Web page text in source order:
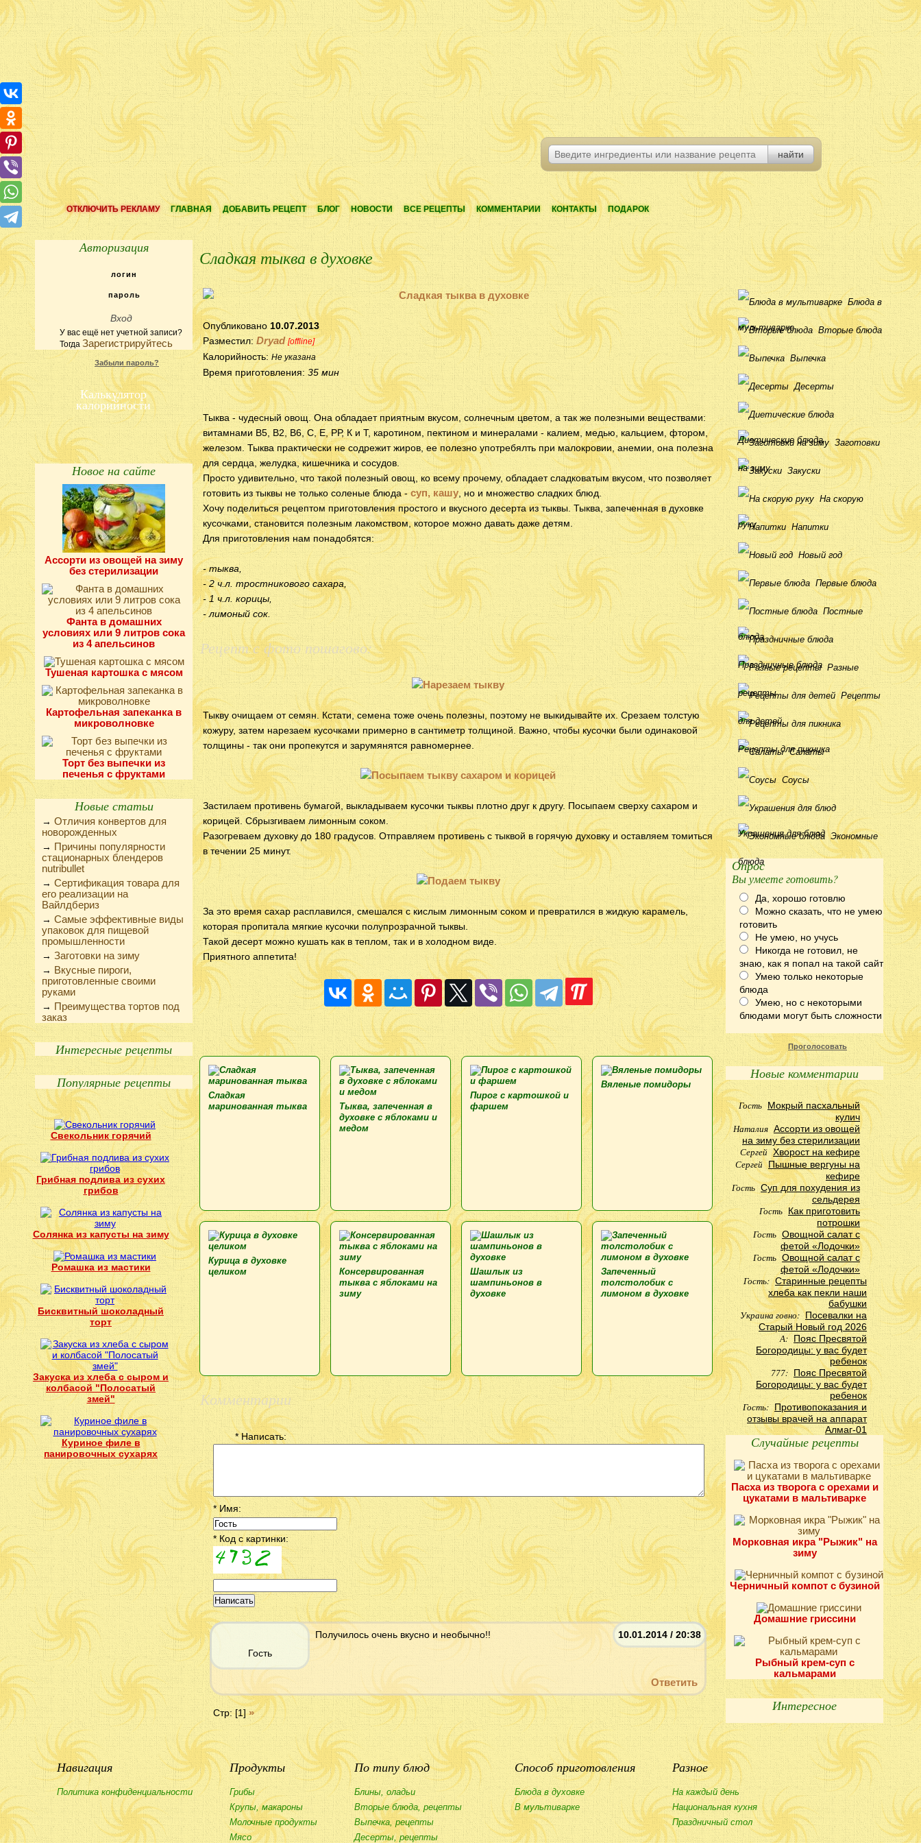
ОТКЛЮЧИТЬ РЕКЛАМУ ГЛАВНАЯ ДОБАВИТЬ РЕЦЕПТ БЛОГ НОВОСТИ ВСЕ РЕЦЕПТЫ КОММЕНТАРИИ КОНТАКТЫ ПОДАРОК
Авторизация
У вас ещё нет учетной записи?
Тогда Зарегистрируйтесь
Забыли пароль?
Калькулятор
калорийности
Новое на сайте
Ассорти из овощей на зиму
без стерилизации
Фанта в домашних
условиях или 9 литров сока
из 4 апельсинов
Тушеная картошка с мясом
Картофельная запеканка в
микроволновке
Торт без выпечки из
печенья с фруктами
Новые статьи
→ Отличия конвертов для
новорожденных
→ Причины популярности
стационарных блендеров
nutribullet
→ Сертификация товара для
его реализации на
Вайлдбериз
→ Самые эффективные виды
упаковок для пищевой
промышленности
→ Заготовки на зиму
→ Вкусные пироги,
приготовленные своими
руками
→ Преимущества тортов под
заказ
Интересные рецепты
Популярные рецепты
Свекольник горячий
Грибная подлива из сухих
грибов
Солянка из капусты на зиму
Ромашка из мастики
Бисквитный шоколадный
торт
Закуска из хлеба с сыром и
колбасой "Полосатый
змей"
Куриное филе в
панировочных сухарях
Сладкая тыква в духовке
Опубликовано 10.07.2013
Разместил: Dryad [offline]
Калорийность: Не указана
Время приготовления: 35 мин
Тыква - чудесный овощ. Она обладает приятным вкусом, солнечным цветом, а так же полезными веществами:
витамнами В5, В2, В6, С, Е, РР, К и Т, каротином, пектином и минералами - калием, медью, кальцием, фтором,
железом. Тыква практически не содрежит жиров, ее полезно употребялть при малокровии, анемии, она полезна
для сердца, желудка, кишечника и сосудов.
Просто удивительно, что такой полезный овощ, ко всему прочему, обладает сладковатым вкусом, что позволяет
готовить из тыквы не только соленые блюда -суп, кашу , но и множество сладких блюд.
Хочу поделиться рецептом приготовления простого и вкусного десерта из тыквы. Тыква, запеченная в духовке
кусочками, становится полезным лакомством, которое можно давать даже детям.
Для приготовления нам понадобятся:
- тыква,
- 2 ч.л. тростникового сахара,
- 1 ч.л. корицы,
- лимоный сок.
Рецепт с фото пошагово:
Тыкву очищаем от семян. Кстати, семена тоже очень полезны, поэтому не выкидывайте их. Срезаем толстую
кожуру, затем нарезаем кусочками примерно в сантиметр толщиной. Важно, чтобы кусочки были одинаковой
толщины - так они пропекутся и зарумянятся равномернее.
Застилаем противень бумагой, выкладываем кусочки тыквы плотно друг к другу. Посыпаем сверху сахаром и
корицей. Сбрызгиваем лимонным соком.
Разогреваем духовку до 180 градусов. Отправляем противень с тыквой в горячую духовку и оставляем томиться
в течении 25 минут.
За это время сахар расплавился, смешался с кислым лимонным соком и превратился в жидкую карамель,
которая пропитала мягкие кусочки полупрозрачной тыквы.
Такой десерт можно кушать как в теплом, так и в холодном виде.
Приятного аппетита!
Сладкая
маринованная тыква
Тыква, запеченная в
духовке с яблоками и
медом
Пирог с картошкой и
фаршем
Вяленые помидоры
Курица в духовке
целиком
Консервированная
тыква с яблоками на
зиму
Шашлык из
шампиньонов в
духовке
Запеченный
толстолобик с
лимоном в духовке
Комментарии
* Написать:
* Имя:
* Код с картинки:
10.01.2014 / 20:38
Гость
Получилось очень вкусно и необычно!!
Ответить
Стр: [1]»
Блюда в
мультиварке Вторые блюда
Выпечка
Десерты
Диетические блюда Заготовки
на зиму Закуски
На скорую
руку Напитки
Новый год
Первые блюда
Постные
блюда
Праздничные блюда Разные
рецепты Рецепты
для детей
Рецепты для пикника
Салаты
Соусы
Украшения для блюд Экономные
блюда
Опрос
Вы умеете готовить?
Да, хорошо готовлю
Можно сказать, что не умею
готовить
Не умею, но учусь
Никогда не готовил, не
знаю, как я попал на такой сайт
Умею только некоторые
блюда
Умею, но с некоторыми
блюдами могут быть сложности
Проголосовать
Новые комментарии
Гость Мокрый пасхальный
кулич
Наталия Ассорти из овощей
на зиму без стерилизации
Сергей Хворост на кефире
Сергей Пышные вергуны на
кефире
Гость Суп для похудения из
сельдерея
Гость Как приготовить
потрошки
Гость Овощной салат с
фетой «Лодочки»
Гость Овощной салат с
фетой «Лодочки»
Гость: Старинные рецепты
хлеба как пекли наши
бабушки
Украина говно: Посевалки на
Старый Новый год 2026
А: Пояс Пресвятой
Богородицы: у вас будет
ребенок
777: Пояс Пресвятой
Богородицы: у вас будет
ребенок
Гость: Противопоказания и
отзывы врачей на аппарат
Алмаг-01
Случайные рецепты
Пасха из творога с орехами и
цукатами в мальтиварке
Морковная икра "Рыжик" на
зиму
Черничный компот с бузиной
Домашние гриссини
Рыбный крем-суп с
кальмарами
Интересное
Навигация
Политика конфиденциальности
Продукты
Грибы
Крупы, макароны
Молочные продукты
Мясо
По типу блюд
Блины, оладьи
Вторые блюда, рецепты
Выпечка, рецепты
Десерты, рецепты
Способ приготовления
Блюда в духовке
В мультиварке
Разное
На каждый день
Национальная кухня
Праздничный стол